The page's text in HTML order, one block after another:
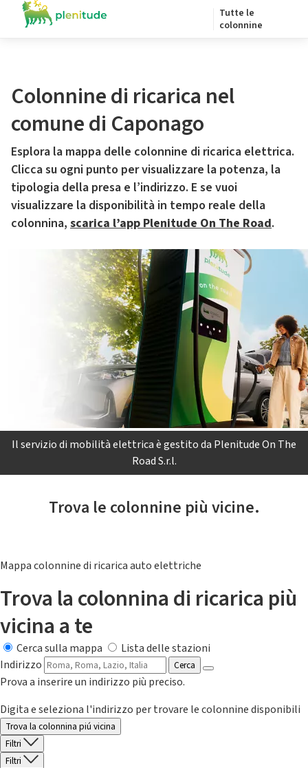
Tutte le
colonnine
Colonnine di ricarica nel
comune di Caponago
Esplora la mappa delle colonnine di ricarica elettrica.
Clicca su ogni punto per visualizzare la potenza, la
tipologia della presa e l’indirizzo. E se vuoi
visualizzare la disponibilità in tempo reale della
colonnina, scarica l’app Plenitude On The Road.
Il servizio di mobilità elettrica è gestito da Plenitude On The
Road S.r.l.
Trova le colonnine più vicine.
Mappa colonnine di ricarica auto elettriche
Trova la colonnina di ricarica più
vicina a te
Cerca sulla mappa
Lista delle stazioni
Indirizzo
Cerca
Prova a inserire un indirizzo più preciso.
Digita e seleziona l'indirizzo per trovare le colonnine disponibili
Trova la colonnina piú vicina
Filtri
Filtri